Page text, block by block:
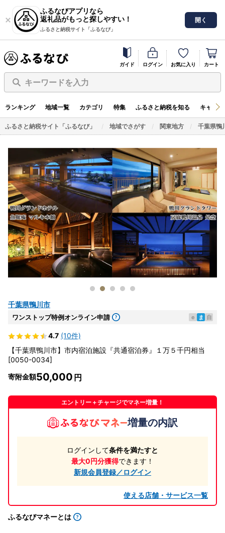
ふるなびアプリなら
返礼品がもっと探しやすい！
ふるさと納税サイト「ふるなび」
開く
ガイド ログイン お気に入り カート
キーワードを入力
ランキング 地域一覧 カテゴリ 特集 ふるさと納税を知る キャン
ふるさと納税サイト「ふるなび」 地域でさがす 関東地方 千葉県鴨
千葉県鴨川市
ワンストップ特例オンライン申請 e ま 自
4.7 (10件)
【千葉県鴨川市】市内宿泊施設『共通宿泊券』１万５千円相当
[0050-0034]
寄附金額50,000
エントリー＋チャージでマネー増量！
増量の内訳
ログインして条件を満たすと
最大0円分獲得できます！
新規会員登録／ログイン
使える店舗・サービス一覧
ふるなびマネーとは